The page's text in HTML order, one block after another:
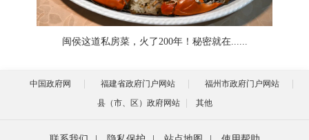
闽侯这道私房菜，火了200年！秘密就在......
中国政府网 福建省政府门户网站
福州市政府门户网站
县（市、区）政府网站
其他